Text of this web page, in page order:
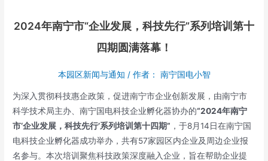
2024年南宁市“企业发展，科技先行”系列培训第十
四期圆满落幕！
本园区新闻与通知 / 作者： 南宁国电小智
为深入贯彻科技惠企政策，促进南宁市企业创新发展，由南宁市
科学技术局主办、南宁国电科技企业孵化器协办的“2024年南宁
市‘企业发展，科技先行’系列培训第十四期” ，于8月14日在南宁国
电科技企业孵化器成功举办，共有57家园区内企业及周边企业报
名参与。本次培训聚焦科技政策深度融入企业，旨在帮助企业提